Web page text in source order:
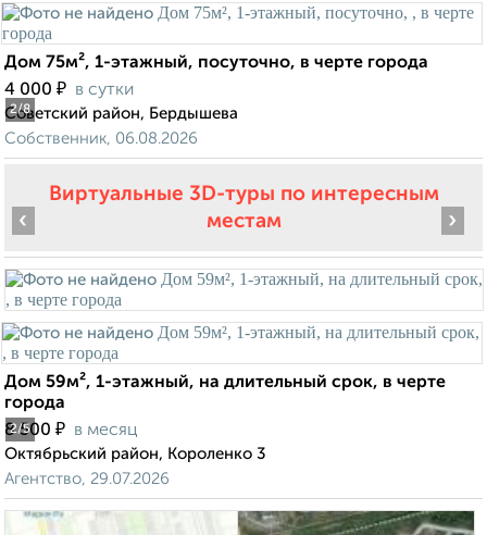
2/8
Дом 75м², 1-этажный, посуточно, в черте города
4 000 ₽ в сутки
Советский район, Бердышева
Собственник, 06.08.2026
Виртуальные 3D-туры по интересным
местам
2/5
‹ ›
Дом 59м², 1-этажный, на длительный срок, в черте
города
8 500 ₽ в месяц
Октябрьский район, Короленко 3
Агентство, 29.07.2026